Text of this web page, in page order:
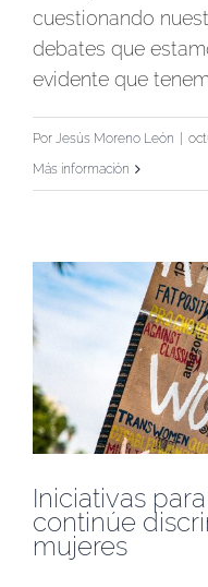
cuestionando
debates que
evidente que
Por Jesús Moreno León
Más información
Iniciativas
continúe
mujeres